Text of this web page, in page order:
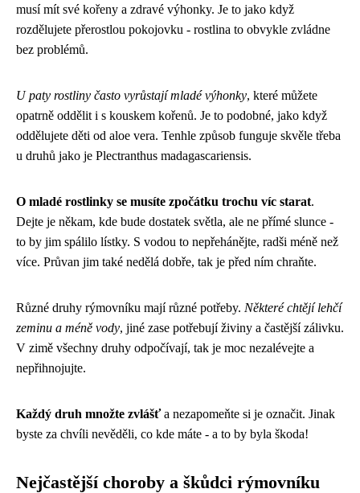
musí mít své kořeny a zdravé výhonky. Je to jako když
rozdělujete přerostlou pokojovku - rostlina to obvykle zvládne
bez problémů.
U paty rostliny často vyrůstají mladé výhonky, které můžete
opatrně oddělit i s kouskem kořenů. Je to podobné, jako když
oddělujete děti od aloe vera. Tenhle způsob funguje skvěle třeba
u druhů jako je Plectranthus madagascariensis.
O mladé rostlinky se musíte zpočátku trochu víc starat.
Dejte je někam, kde bude dostatek světla, ale ne přímé slunce -
to by jim spálilo lístky. S vodou to nepřehánějte, radši méně než
více. Průvan jim také nedělá dobře, tak je před ním chraňte.
Různé druhy rýmovníku mají různé potřeby. Některé chtějí lehčí
zeminu a méně vody, jiné zase potřebují živiny a častější zálivku.
V zimě všechny druhy odpočívají, tak je moc nezalévejte a
nepřihnojujte.
Každý druh množte zvlášťa nezapomeňte si je označit. Jinak
byste za chvíli nevěděli, co kde máte - a to by byla škoda!
Nejčastější choroby a škůdci rýmovníku